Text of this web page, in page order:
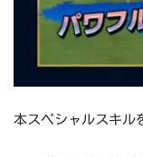
本スペシャルスキル